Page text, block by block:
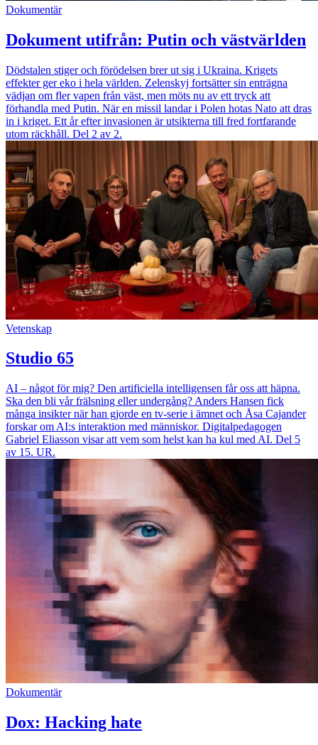
Dokumentär
Dokument utifrån: Putin och västvärlden
Dödstalen stiger och förödelsen brer ut sig i Ukraina. Krigets
effekter ger eko i hela världen. Zelenskyj fortsätter sin enträgna
vädjan om fler vapen från väst, men möts nu av ett tryck att
förhandla med Putin. När en missil landar i Polen hotas Nato att dras
in i kriget. Ett år efter invasionen är utsikterna till fred fortfarande
utom räckhåll. Del 2 av 2.
Vetenskap
Studio 65
AI – något för mig? Den artificiella intelligensen får oss att häpna.
Ska den bli vår frälsning eller undergång? Anders Hansen fick
många insikter när han gjorde en tv-serie i ämnet och Åsa Cajander
forskar om AI:s interaktion med människor. Digitalpedagogen
Gabriel Eliasson visar att vem som helst kan ha kul med AI. Del 5
av 15. UR.
Dokumentär
Dox: Hacking hate